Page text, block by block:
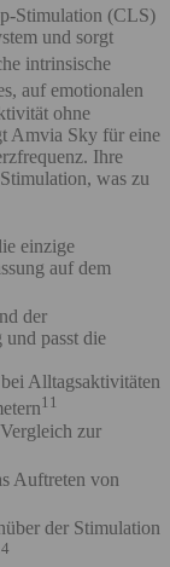
Stimulation (CLS)
und sorgt
intrinsische
auf emotionalen
ohne
Amvia Sky für eine
Ihre
was zu
einzige
auf dem
der
und passt die
Alltagsaktivitäten
11
zur
Auftreten von
der Stimulation